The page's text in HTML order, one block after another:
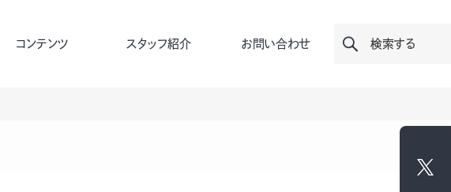
コンテンツ スタッフ紹介 お問い合わせ 検索する